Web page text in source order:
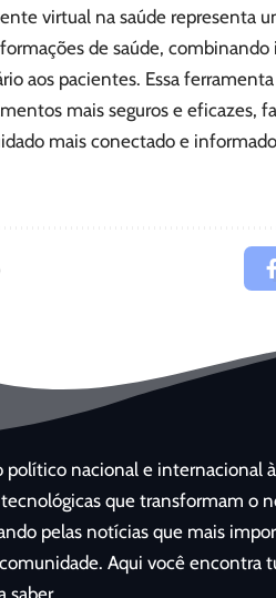
virtual na saúde representa
de saúde,
aos pacientes. Essa
mais seguros e eficazes,
mais conectado e
político nacional e internacional
que transformam o
pelas notícias que mais
comunidade. Aqui você encontra